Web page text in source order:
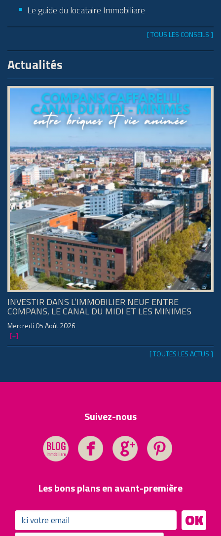
Le guide du locataire Immobiliare
[ TOUS LES CONSEILS ]
Actualités
INVESTIR DANS L’IMMOBILIER NEUF ENTRE
COMPANS, LE CANAL DU MIDI ET LES MINIMES
Mercredi 05 Août 2026
[+]
[ TOUTES LES ACTUS ]
Suivez-nous
Les bons plans en avant-première
OK